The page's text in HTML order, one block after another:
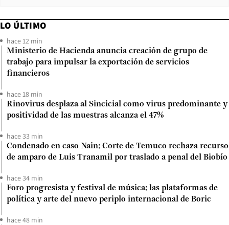
LO ÚLTIMO
hace 12 min
Ministerio de Hacienda anuncia creación de grupo de
trabajo para impulsar la exportación de servicios
financieros
hace 18 min
Rinovirus desplaza al Sincicial como virus predominante y
positividad de las muestras alcanza el 47%
hace 33 min
Condenado en caso Nain: Corte de Temuco rechaza recurso
de amparo de Luis Tranamil por traslado a penal del Biobío
hace 34 min
Foro progresista y festival de música: las plataformas de
política y arte del nuevo periplo internacional de Boric
hace 48 min